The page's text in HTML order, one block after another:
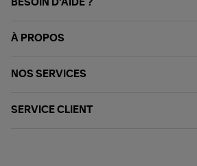
BESOIN D'AIDE ?
À PROPOS
NOS SERVICES
SERVICE CLIENT